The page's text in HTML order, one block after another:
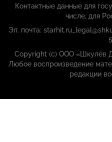
Контактные данные для
числе, для
Эл. почта:
Copyright (с) ООО «Шкулёв
Любое воспроизведение
редакции